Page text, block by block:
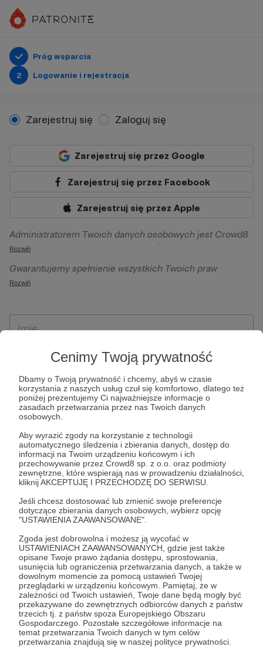
Cenimy Twoją prywatność
Dbamy o Twoją prywatność i chcemy, abyś w czasie
korzystania z naszych usług czuł się komfortowo, dlatego też
poniżej prezentujemy Ci najważniejsze informacje o
zasadach przetwarzania przez nas Twoich danych
osobowych.
Aby wyrazić zgody na korzystanie z technologii
automatycznego śledzenia i zbierania danych, dostęp do
informacji na Twoim urządzeniu końcowym i ich
przechowywanie przez Crowd8 sp. z o.o. oraz podmioty
zewnętrzne, które wspierają nas w prowadzeniu działalności,
kliknij AKCEPTUJĘ I PRZECHODZĘ DO SERWISU.
Jeśli chcesz dostosować lub zmienić swoje preferencje
dotyczące zbierania danych osobowych, wybierz opcję
"USTAWIENIA ZAAWANSOWANE".
Zgoda jest dobrowolna i możesz ją wycofać w
USTAWIENIACH ZAAWANSOWANYCH, gdzie jest także
opisane Twoje prawo żądania dostępu, sprostowania,
usunięcia lub ograniczenia przetwarzania danych, a także w
dowolnym momencie za pomocą ustawień Twojej
przeglądarki w urządzeniu końcowym. Pamiętaj, że w
zależności od Twoich ustawień, Twoje dane będą mogły być
przekazywane do zewnętrznych odbiorców danych z państw
trzecich tj. z państw spoza Europejskiego Obszaru
Gospodarczego. Pozostałe szczegółowe informacje na
temat przetwarzania Twoich danych w tym celów
przetwarzania znajdują się w naszej polityce prywatności.
Próg wsparcia
2
Logowanie i rejestracja
Zarejestruj się Zaloguj się
Zarejestruj się przez Google
Zarejestruj się przez Facebook
Zarejestruj się przez Apple
Administratorem Twoich danych osobowych jest Crowd8
sp. z o.o. z siedziba w Warszawie, ul. Żwirki i Wigury 16, 02-
092 Warszawa. Twoje dane osobowe będą przetwarzane w
szczególności w celu wykonania umowy zawartej z Tobą, w
Patronite.pl, w tym możliwości dokonywania oraz
otrzymywania wsparcia na naszej platformie oraz
Rozwiń
Gwarantujemy spełnienie wszystkich Twoich praw
wynikających z ogólnego rozporządzenia o ochronie
ich przenoszenia, niepodlegania zautomatyzowanemu
wyrażenia sprzeciwu wobec przetwarzania Twoich danych
osobowych. Rejestracja dla osób niepełnoletnich możliwa
jest po przekazaniu podpisanego formularza "Zgodna na
założenie konta przez osobę niepełnoletnią", formularz
dostępny jest na stronie regulaminu Patronite.pl.
Rozwiń
* Zapoznałem się i akceptujęRegulaminserwisu oraz
* Wyrażam zgodę na przetwarzanie moich danych
osobowych podanych w formularzu rejestracyjnym w celu
prawidłowego świadczenia usług serwisu Patronite.
Wyrażam zgodę na otrzymywanie drogą elektroniczną
informacji handlowych - newslettera. Opcja ta może zostać
zmieniona w ustawieniach konta.